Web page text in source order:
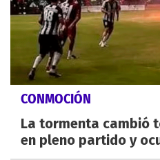
CONMOCIÓN
La tormenta cambió
en pleno partido y